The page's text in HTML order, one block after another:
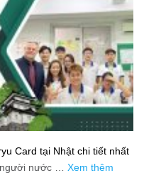
Card tại Nhật chi tiết nhất
nước … Xem thêm